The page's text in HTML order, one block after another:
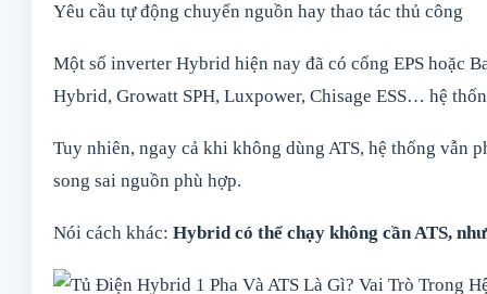
Yêu cầu tự động chuyển nguồn hay thao tác thủ công
Một số inverter Hybrid hiện nay đã có cổng EPS hoặc
Hybrid, Growatt SPH, Luxpower, Chisage ESS… hệ
Tuy nhiên, ngay cả khi không dùng ATS, hệ thống vẫn
song sai nguồn phù hợp.
Nói cách khác: Hybrid có thể chạy không cần ATS,